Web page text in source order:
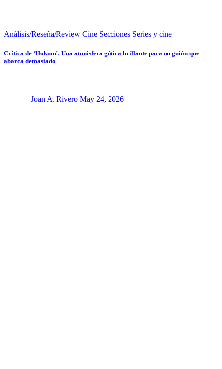
Análisis/Reseña/Review Cine Secciones Series y cine
Crítica de ‘Hokum’: Una atmósfera gótica brillante para un guión que
abarca demasiado
Joan A. Rivero May 24, 2026